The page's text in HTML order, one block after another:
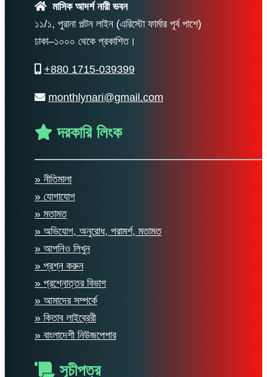
মাসিক আদর্শ নারী ভবন
১১/১, পুরানা পল্টন লাইন (এরিস্টো ফার্মার পূর্ব পাশে)
ঢাকা–১০০০ থেকে প্রকাশিত।
+880 1715-039399
monthlynari@gmail.com
দরকারি লিংক
» নীতিমালা
» যোগাযোগ
» মতামত
» অভিযোগ, অনুরোধ, পরামর্শ, মতামত
» আপনিও লিখুন
» প্রশ্ন করুন
» প্রশ্নোত্তর বিভাগ
» আমাদের সম্পর্কে
» কিতাব লাইব্রেরী
» বাংলাদেশী নিউজপেপার
সূচীপত্র